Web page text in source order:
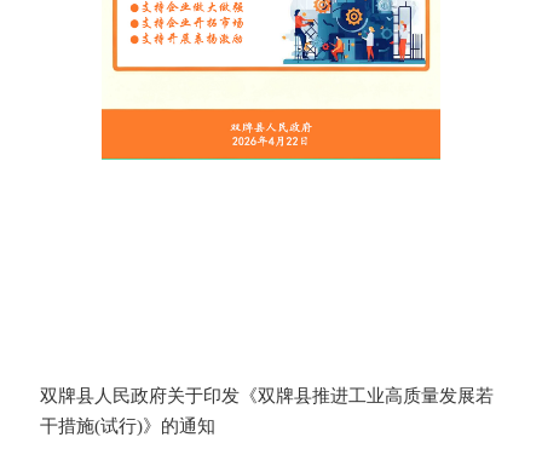
双牌县人民政府关于印发《双牌县推进工业高质量发展若
干措施(试行)》的通知